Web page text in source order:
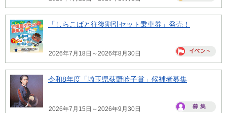
「しらこばと往復割引セット乗車券」発売！
2026年7月18日～2026年8月30日
令和8年度「埼玉県荻野吟子賞」候補者募集
2026年7月15日～2026年9月30日